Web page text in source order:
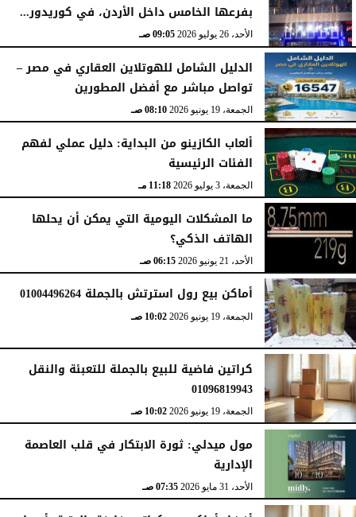
الأحد، 2 أغسطس 2026 11:48 صـ
بفرعها الخامس داخل الأردن، في كوريدور...
الأحد، 26 يوليو 2026 09:05 صـ
الدليل الشامل للهوتلاين العقاري في مصر –
تواصل مباشر مع أفضل المطورين
الجمعة، 19 يونيو 2026 08:10 صـ
ألعاب الكازينو من البداية: دليل عملي لفهم
الفئات الرئيسية
الجمعة، 3 يوليو 2026 11:18 مـ
ما المشكلات اليومية التي يمكن أن يحلها
الهاتف الذكي؟
الأحد، 21 يونيو 2026 06:15 صـ
أماكن بيع رول استرتش بالجملة 01004496264
الجمعة، 19 يونيو 2026 10:02 صـ
كراتين فاضية للبيع بالجملة للتعبئة والنقل
01096819943
الجمعة، 19 يونيو 2026 10:02 صـ
مول ميدلي: ثورة الابتكار في قلب العاصمة
الإدارية
الأحد، 31 مايو 2026 07:35 صـ